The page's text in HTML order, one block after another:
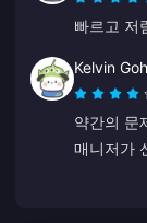
빠르고 저
Kelvin Goh
약간의 문
매니저가
속도 지